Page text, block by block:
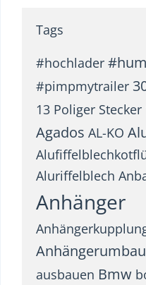
Tags
#hochlader
#pimpmytrailer
13 Poliger Stecker
Agados AL-KO
Aluriffelblech
Anhänger
Anhängerumbau
ausbauen Bmw